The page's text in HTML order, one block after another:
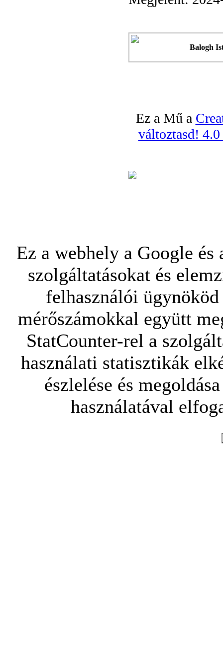
Balogh
Ez a Mű a
változtasd!
Ez a webhely a Google
szolgáltatásokat és
felhasználói
mérőszámokkal együtt
StatCounter-rel a
használati statisztikák
észlelése és
használatával